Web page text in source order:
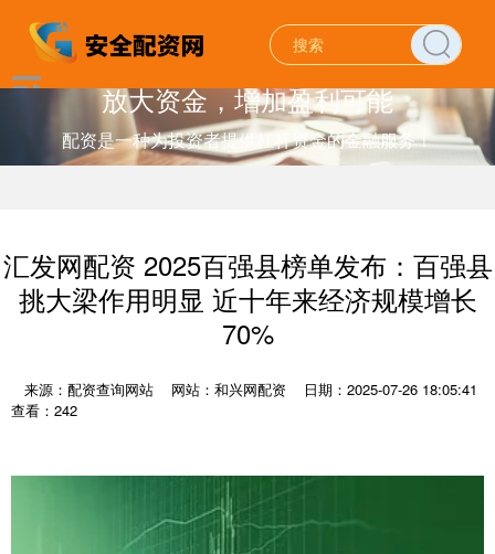
放大资金，增加盈利可能
配资是一种为投资者提供杠杆资金的金融服务！
汇发网配资 2025百强县榜单发布：百强县
挑大梁作用明显 近十年来经济规模增长
70%
来源：配资查询网站 网站：和兴网配资
日期：2025-07-26 18:05:41
查看：242